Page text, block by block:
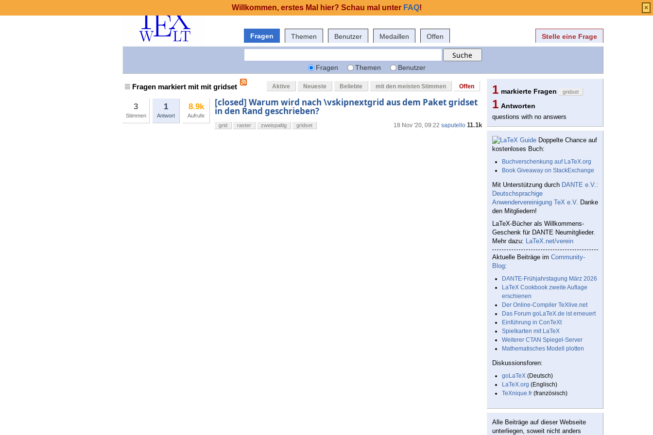
Fragen Themen Benutzer Medaillen Offen Stelle eine Frage
Fragen Themen Benutzer
Fragen markiert mit mit gridset Aktive Neueste Beliebte mit den meisten Stimmen Offen
3
Stimmen
1
Antwort
8.9k
Aufrufe
[closed] Warum wird nach \vskipnextgrid aus dem Paket gridset
in den Rand geschrieben?
18 Nov '20, 09:22 saputello 11.1k
grid raster zweispaltig gridset
1 markierte Fragen gridset
1 Antworten
questions with no answers
Doppelte Chance auf
kostenloses Buch:
Buchverschenkung auf LaTeX.org
Book Giveaway on StackExchange
Mit Unterstützung durch DANTE e.V.:
Deutschsprachige
Anwendervereinigung TeX e.V. Danke
den Mitgliedern!
LaTeX-Bücher als Willkommens-
Geschenk für DANTE Neumitglieder.
Mehr dazu: LaTeX.net/verein
Aktuelle Beiträge im Community-
Blog:
DANTE-Frühjahrstagung März 2026
LaTeX Cookbook zweite Auflage
erschienen
Der Online-Compiler TeXlive.net
Das Forum goLaTeX.de ist erneuert
Einführung in ConTeXt
Spielkarten mit LaTeX
Weiterer CTAN Spiegel-Server
Mathematisches Modell plotten
Diskussionsforen:
goLaTeX (Deutsch)
LaTeX.org (Englisch)
TeXnique.fr (französisch)
Alle Beiträge auf dieser Webseite
unterliegen, soweit nicht anders
Willkommen, erstes Mal hier? Schau mal unter FAQ! ×